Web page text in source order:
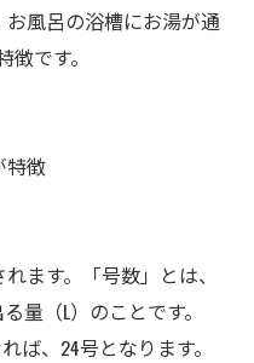
風呂の浴槽にお湯が通
です。
特徴
ます。「号数」とは、
量（L）のことです。
ば、24号となります。